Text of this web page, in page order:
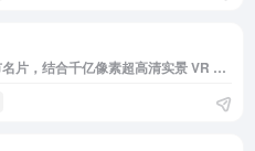
<p> 千亿像素看中国—5G城市名片，结合千亿像素超高清实景 VR 提供全新的震撼视觉。 </p>